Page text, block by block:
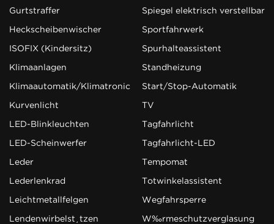
Gurtstraffer
Heckscheibenwischer
ISOFIX (Kindersitz)
Klimaanlagen
Klimaautomatik/Klimatronic
Kurvenlicht
LED-Blinkleuchten
LED-Scheinwerfer
Leder
Lederlenkrad
Leichtmetallfelgen
Lendenwirbelstützen
Spiegel elektrisch verstellbar
Sportfahrwerk
Spurhalteassistent
Standheizung
Start/Stop-Automatik
TV
Tagfahrlicht
Tagfahrlicht-LED
Tempomat
Totwinkelassistent
Wegfahrsperre
Wärmeschutzverglasung